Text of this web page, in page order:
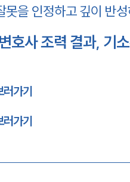
못을 인정하고 깊이 반
호사 조력 결과, 기
가기
가기